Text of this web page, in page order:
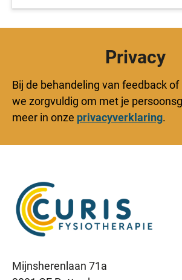
Privacy
Bij de behandeling van feedback
we zorgvuldig om met je
meer in onze privacyverklaring.
Mijnsherenlaan 71a